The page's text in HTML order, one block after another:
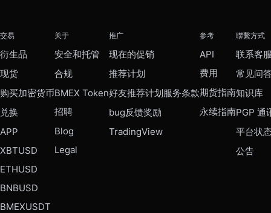
交易
衍生品
现货
购买加密货币
兑换
APP
XBTUSD
ETHUSD
BNBUSD
BMEXUSDT
关于
安全和托管
合规
BMEX Token
招聘
Blog
Legal
推广
现在的促销
推荐计划
好友推荐计划服务条款
bug反馈奖励
TradingView
参考
API
费用
期货指南
永续指南
聯繫方式
联系客
常见问
知识库
PGP 通
平台状
公告